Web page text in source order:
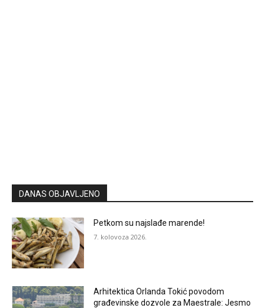
DANAS OBJAVLJENO
Petkom su najslađe marende!
7. kolovoza 2026.
Arhitektica Orlanda Tokić povodom
građevinske dozvole za Maestrale: Jesmo